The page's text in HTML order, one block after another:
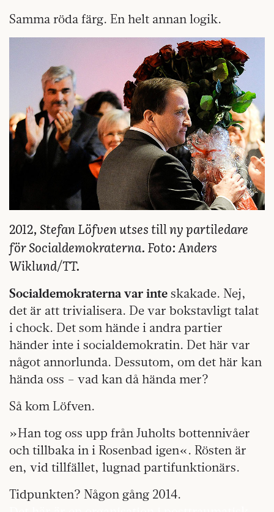
Samma röda färg. En helt annan logik.
2012, Stefan Löfven utses till ny partiledare
för Socialdemokraterna. Foto: Anders
Wiklund/TT.
Socialdemokraterna var inte skakade. Nej,
det är att trivialisera. De var bokstavligt talat
i chock. Det som hände i andra partier
händer inte i socialdemokratin. Det här var
något annorlunda. Dessutom, om det här kan
hända oss – vad kan då hända mer?
Så kom Löfven.
»Han tog oss upp från Juholts bottennivåer
och tillbaka in i Rosenbad igen«. Rösten är
en, vid tillfället, lugnad partifunktionärs.
Tidpunkten? Någon gång 2014.